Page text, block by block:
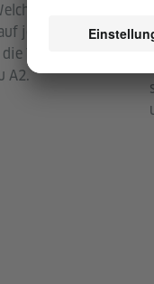
stimmen?
jeden Fall
Videos
A2.